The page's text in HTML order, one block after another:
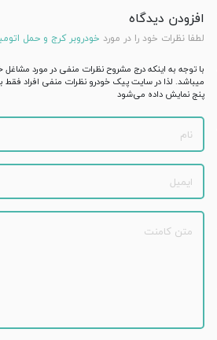
افزودن دیدگاه
لطفا نظرات خود را در مورد خودروبر کرج و حمل
با توجه به اینکه درج مشروح نظرات منفی در مورد
میباشد. لذا در سایت پیک خودرو نظرات منفی افراد فقط
پنج نمایش داده می‌شود